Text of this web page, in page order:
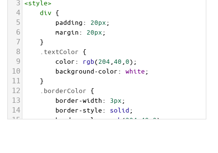
3 <style>
4 div {
5 padding: 20px;
6 margin: 20px;
7 }
8 .textColor {
9 color: rgb(204 40 0);
10 background-color: white;
11 }
12 .borderColor {
13 border-width: 3px;
14 border-style: solid;
15 border-color: rgb(204,40,0);